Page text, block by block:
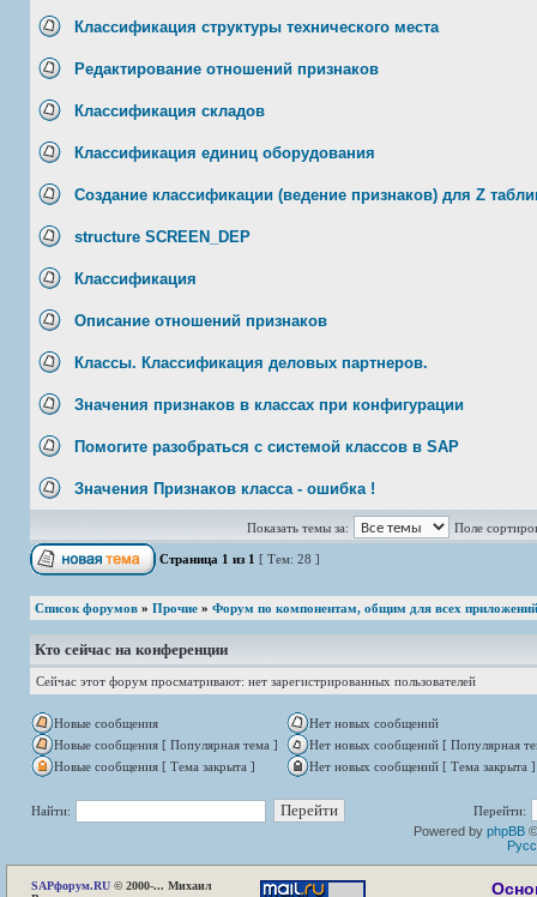
Классификация структуры технического места
Редактирование отношений признаков
Классификация складов
Классификация единиц оборудования
Создание классификации (ведение признаков) для Z
structure SCREEN_DEP
Классификация
Описание отношений признаков
Классы. Классификация деловых партнеров.
Значения признаков в классах при конфигурации
Помогите разобраться с системой классов в SAP
Значения Признаков класса - ошибка !
Показать темы за: Поле
Страница 1 из 1 [ Тем: 28 ]
Список форумов » Прочие » Форум по компонентам, общим для всех приложений
Кто сейчас на конференции
Сейчас этот форум просматривают: нет зарегистрированных пользователей
Новые сообщения
Нет новых сообщений
Новые сообщения [ Популярная тема ]
Нет новых сообщений [ Популярная
Новые сообщения [ Тема закрыта ]
Нет новых сообщений [ Тема закрыта ]
Найти:
Перейти:
Powered by phpBB
SAPфорум.RU © 2000-... Михаил